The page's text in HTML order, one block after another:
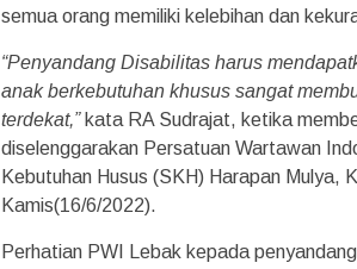
semua orang memiliki kelebihan dan
“Penyandang Disabilitas harus
anak berkebutuhan khusus sangat
terdekat,”kata RA Sudrajat, ketika
diselenggarakan Persatuan Wartawan
Kebutuhan Husus (SKH) Harapan
Kamis(16/6/2022).
Perhatian PWI Lebak kepada